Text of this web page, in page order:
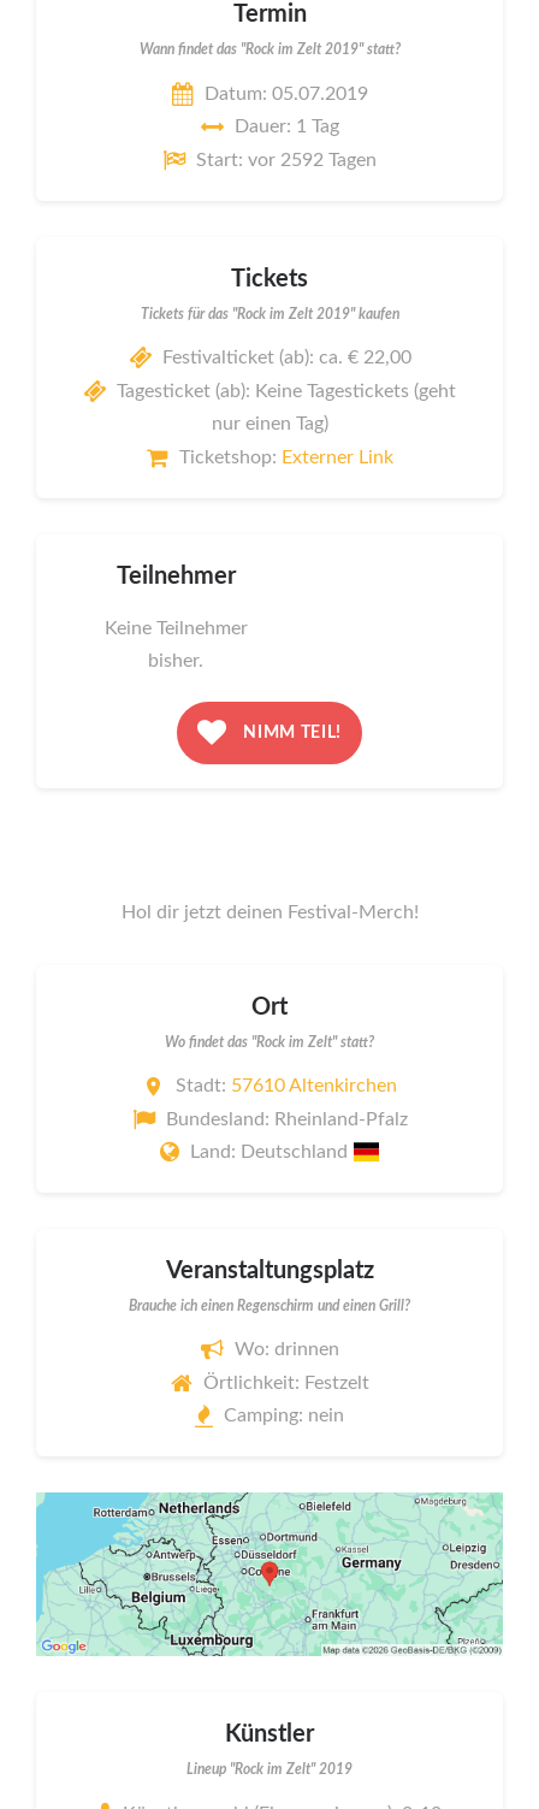
Termin
Wann findet das "Rock im Zelt 2019" statt?
Datum: 05.07.2019
Dauer: 1 Tag
Start: vor 2592 Tagen
Tickets
Tickets für das "Rock im Zelt 2019" kaufen
Festivalticket (ab): ca. € 22,00
Tagesticket (ab): Keine Tagestickets (geht
nur einen Tag)
Ticketshop: Externer Link
Teilnehmer
Keine Teilnehmer
bisher.
NIMM TEIL!
Hol dir jetzt deinen Festival-Merch!
Ort
Wo findet das "Rock im Zelt" statt?
Stadt: 57610 Altenkirchen
Bundesland: Rheinland-Pfalz
Land: Deutschland
Veranstaltungsplatz
Brauche ich einen Regenschirm und einen Grill?
Wo: drinnen
Örtlichkeit: Festzelt
Camping: nein
Künstler
Lineup "Rock im Zelt" 2019